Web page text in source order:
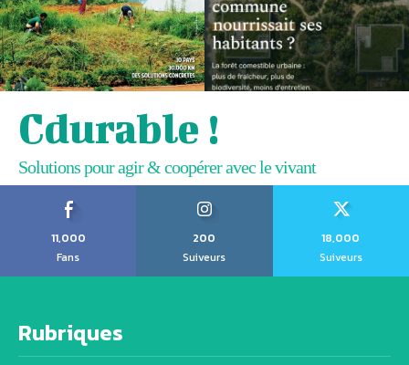
Cdurable !
Solutions pour agir & coopérer avec le vivant
11,000
Fans
200
Suiveurs
18,000
Suiveurs
Rubriques